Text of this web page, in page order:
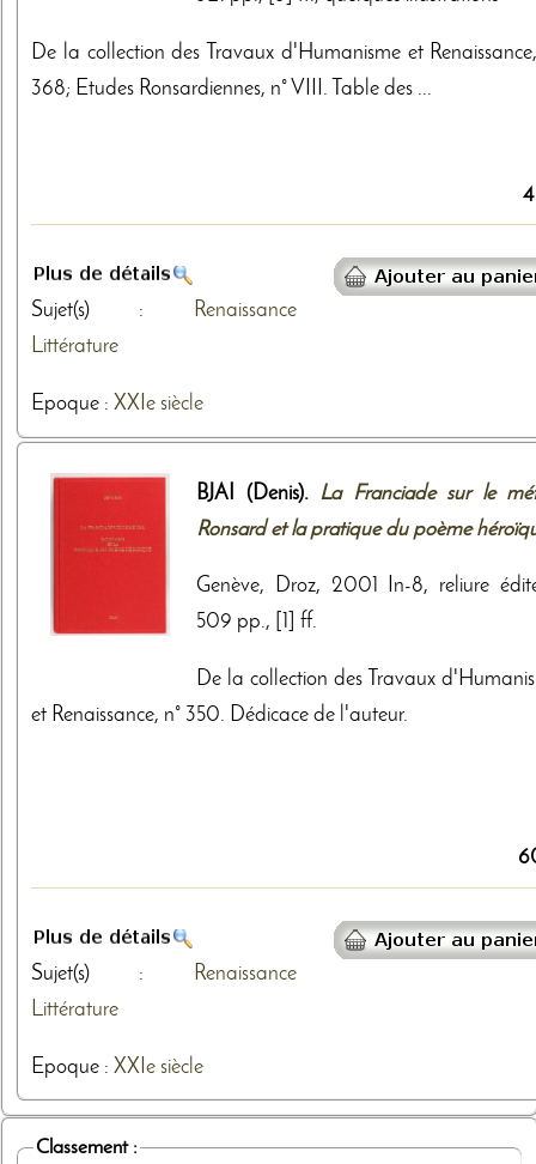
De la collection des Travaux d'Humanisme et
368; Etudes Ronsardiennes, n° VIII. Table des ...
Sujet(s) :
Renaissance
Littérature
Epoque : XXIe siècle
BJAI (Denis). La Franciade sur le
Ronsard et la pratique du poème
Genève, Droz, 2001 In-8, reliure
509 pp., [1] ff.
De la collection des Travaux
et Renaissance, n° 350. Dédicace de l'auteur.
Sujet(s) :
Renaissance
Littérature
Epoque : XXIe siècle
Classement :